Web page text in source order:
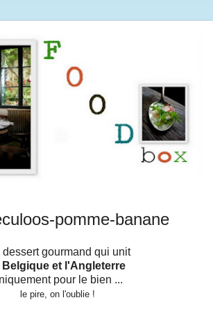
pomme-banane
dessert gourmand qui unit
Belgique et l'Angleterre
pour le bien ...
le pire, on l'oublie !